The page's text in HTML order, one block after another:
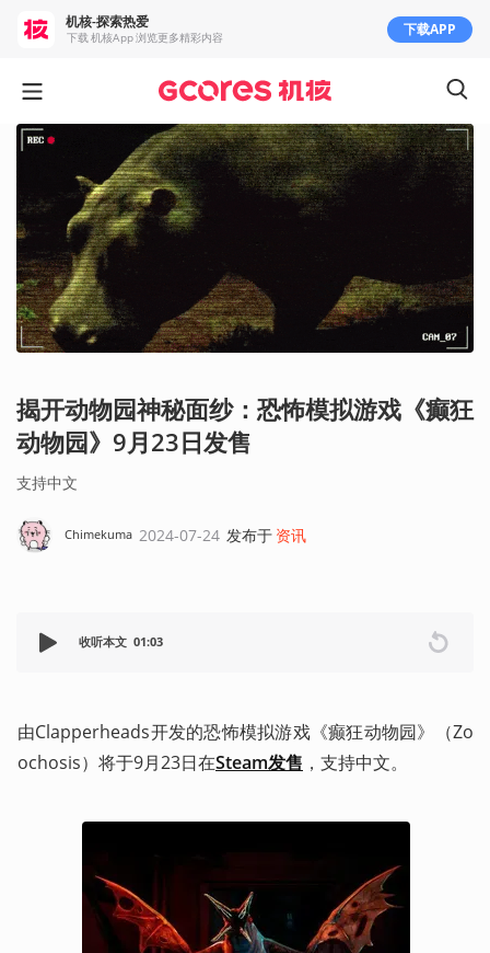
揭开动物园神秘面纱：恐怖模拟游戏《癫狂
动物园》9月23日发售
支持中文
Chimekuma 2024-07-24 发布于 资讯
收听本文 01:03
由Clapperheads开发的恐怖模拟游戏《癫狂动物园》（Zo
ochosis）将于9月23日在Steam发售 ，支持中文。
机核-探索热爱
下载 机核App 浏览更多精彩内容 下载APP